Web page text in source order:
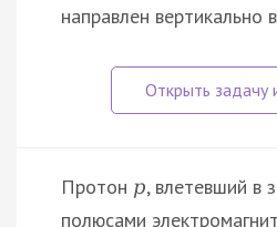
направлен вертикально
Протон p, влетевший в
полюсами